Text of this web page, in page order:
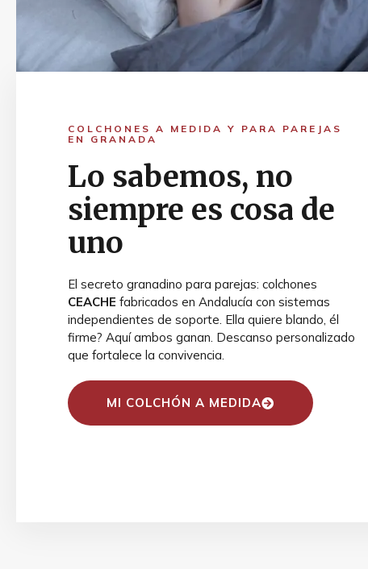
COLCHONES A MEDIDA Y PARA PAREJAS
EN GRANADA
Lo sabemos, no
siempre es cosa de
uno
El secreto granadino para parejas: colchones
CEACHE fabricados en Andalucía con sistemas
independientes de soporte. Ella quiere blando, él
firme? Aquí ambos ganan. Descanso personalizado
que fortalece la convivencia.
MI COLCHÓN A MEDIDA